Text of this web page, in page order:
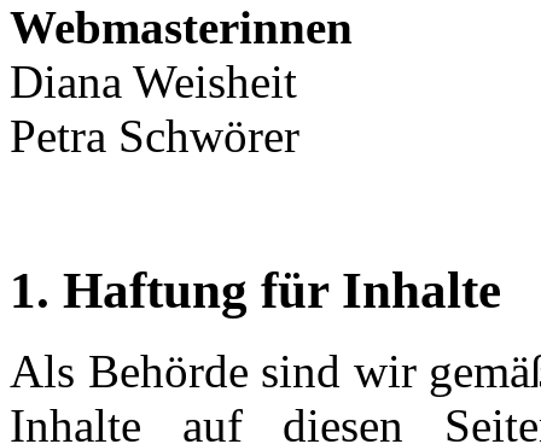
Webmasterinnen
Diana Weisheit
Petra Schwörer
1. Haftung für Inhalte
Als Behörde sind wir
Inhalte auf diesen